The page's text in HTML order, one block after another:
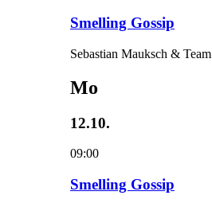
Smelling Gossip
Sebastian Mauksch & Team
Mo
12.10.
09:00
Smelling Gossip